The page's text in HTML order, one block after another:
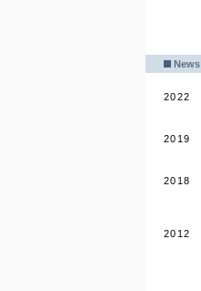
News
2022
2019
2018
2012